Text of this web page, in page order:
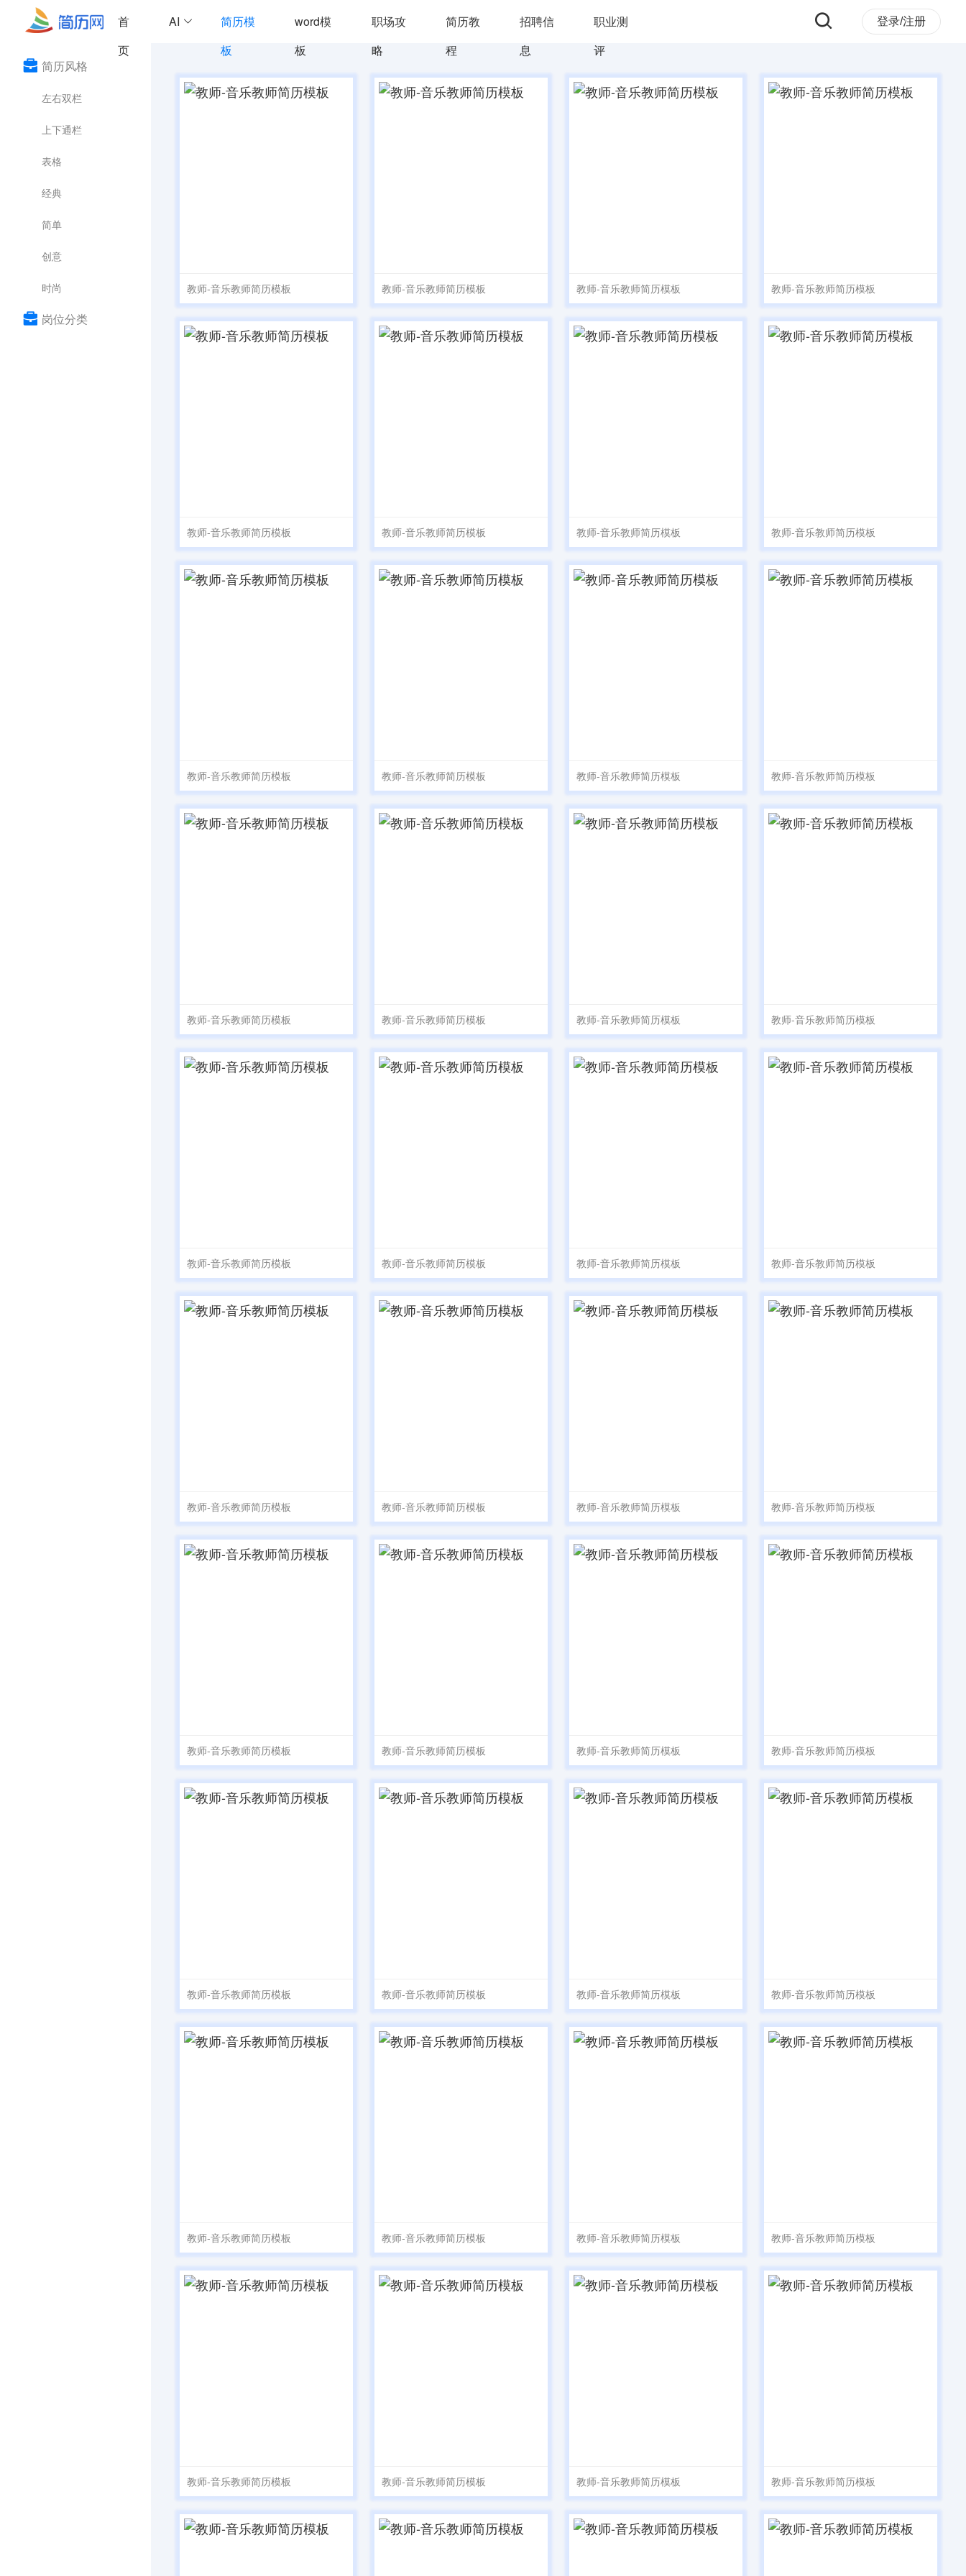
首
页
AI
简历模
板
word模
板
职场攻
略
简历教
程
招聘信
息
职业测
评
登录/注册
简历风格
左右双栏
上下通栏
表格
经典
简单
创意
时尚
岗位分类
教师-音乐教师简历模板 教师-音乐教师简历模板 教师-音乐教师简历模板 教师-音乐教师简历模板
教师-音乐教师简历模板 教师-音乐教师简历模板 教师-音乐教师简历模板 教师-音乐教师简历模板
教师-音乐教师简历模板 教师-音乐教师简历模板 教师-音乐教师简历模板 教师-音乐教师简历模板
教师-音乐教师简历模板 教师-音乐教师简历模板 教师-音乐教师简历模板 教师-音乐教师简历模板
教师-音乐教师简历模板 教师-音乐教师简历模板 教师-音乐教师简历模板 教师-音乐教师简历模板
教师-音乐教师简历模板 教师-音乐教师简历模板 教师-音乐教师简历模板 教师-音乐教师简历模板
教师-音乐教师简历模板 教师-音乐教师简历模板 教师-音乐教师简历模板 教师-音乐教师简历模板
教师-音乐教师简历模板 教师-音乐教师简历模板 教师-音乐教师简历模板 教师-音乐教师简历模板
教师-音乐教师简历模板 教师-音乐教师简历模板 教师-音乐教师简历模板 教师-音乐教师简历模板
教师-音乐教师简历模板 教师-音乐教师简历模板 教师-音乐教师简历模板 教师-音乐教师简历模板